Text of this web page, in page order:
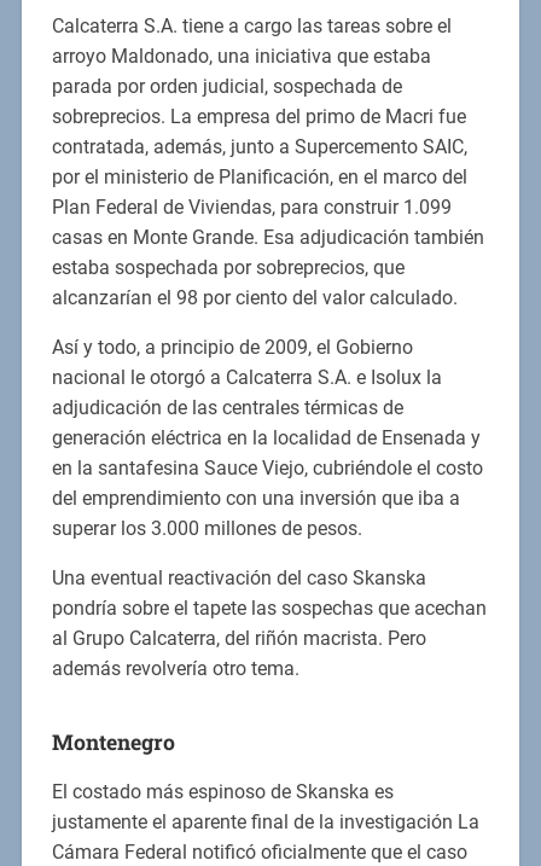
Calcaterra S.A. tiene a cargo las tareas sobre el
arroyo Maldonado, una iniciativa que estaba
parada por orden judicial, sospechada de
sobreprecios. La empresa del primo de Macri fue
contratada, además, junto a Supercemento SAIC,
por el ministerio de Planificación, en el marco del
Plan Federal de Viviendas, para construir 1.099
casas en Monte Grande. Esa adjudicación también
estaba sospechada por sobreprecios, que
alcanzarían el 98 por ciento del valor calculado.
Así y todo, a principio de 2009, el Gobierno
nacional le otorgó a Calcaterra S.A. e Isolux la
adjudicación de las centrales térmicas de
generación eléctrica en la localidad de Ensenada y
en la santafesina Sauce Viejo, cubriéndole el costo
del emprendimiento con una inversión que iba a
superar los 3.000 millones de pesos.
Una eventual reactivación del caso Skanska
pondría sobre el tapete las sospechas que acechan
al Grupo Calcaterra, del riñón macrista. Pero
además revolvería otro tema.
Montenegro
El costado más espinoso de Skanska es
justamente el aparente final de la investigación La
Cámara Federal notificó oficialmente que el caso